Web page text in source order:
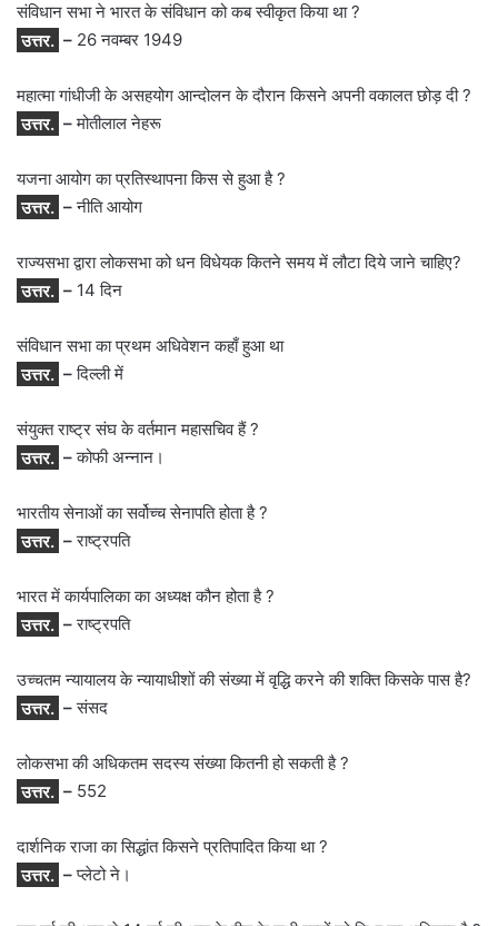
संविधान सभा ने भारत के संविधान को कब स्वीकृत किया था ?
उत्तर. – 26 नवम्बर 1949
महात्मा गांधीजी के असहयोग आन्दोलन के दौरान किसने अपनी वकालत छोड़ दी ?
उत्तर. –मोतीलाल नेहरू
यजना आयोग का प्रतिस्थापना किस से हुआ है ?
उत्तर. –नीति आयोग
राज्यसभा द्वारा लोकसभा को धन विधेयक कितने समय में लौटा दिये जाने चाहिए?
उत्तर. – 14 दिन
संविधान सभा का प्रथम अधिवेशन कहाँ हुआ था
उत्तर. –दिल्ली में
संयुक्त राष्ट्र संघ के वर्तमान महासचिव हैं ?
उत्तर. –कोफी अन्नान।
भारतीय सेनाओं का सर्वोच्च सेनापति होता है ?
उत्तर. –राष्ट्रपति
भारत में कार्यपालिका का अध्यक्ष कौन होता है ?
उत्तर. –राष्ट्रपति
उच्चतम न्यायालय के न्यायाधीशों की संख्या में वृद्धि करने की शक्ति किसके पास है?
उत्तर. –संसद
लोकसभा की अधिकतम सदस्य संख्या कितनी हो सकती है ?
उत्तर. – 552
दार्शनिक राजा का सिद्धांत किसने प्रतिपादित किया था ?
उत्तर. –प्लेटो ने।